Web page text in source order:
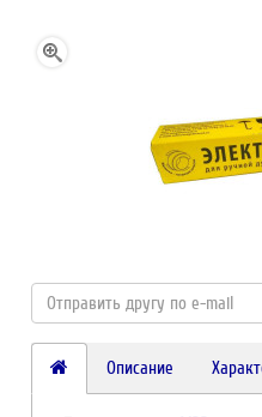
Описание